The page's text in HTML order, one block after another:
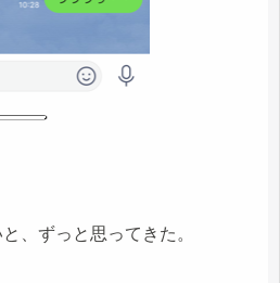
、ずっと思ってきた。